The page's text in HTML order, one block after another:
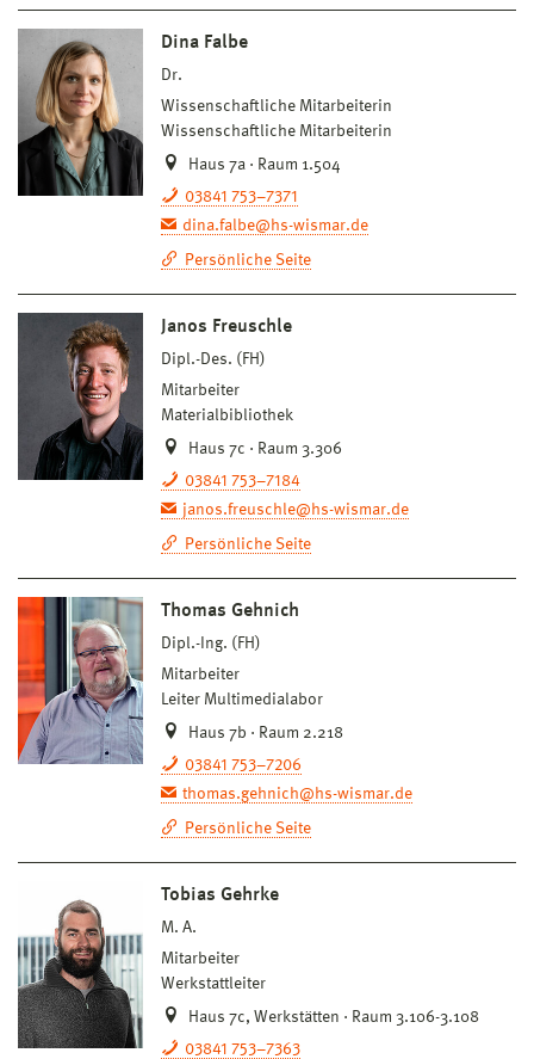
Dina Falbe
Dr.
Wissenschaftliche Mitarbeiterin
Wissenschaftliche Mitarbeiterin
Haus 7a · Raum 1.504
03841 753–7371
dina.falbe@hs-wismar.de
Persönliche Seite
Janos Freuschle
Dipl.-Des. (FH)
Mitarbeiter
Materialbibliothek
Haus 7c · Raum 3.306
03841 753–7184
janos.freuschle@hs-wismar.de
Persönliche Seite
Thomas Gehnich
Dipl.-Ing. (FH)
Mitarbeiter
Leiter Multimedialabor
Haus 7b · Raum 2.218
03841 753–7206
thomas.gehnich@hs-wismar.de
Persönliche Seite
Tobias Gehrke
M. A.
Mitarbeiter
Werkstattleiter
Haus 7c, Werkstätten · Raum 3.106-3.108
03841 753–7363